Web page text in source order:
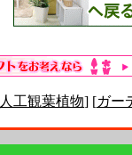
人工観葉植物] [ガー